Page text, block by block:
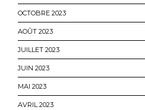
OCTOBRE 2023
AOÛT 2023
JUILLET 2023
JUIN 2023
MAI 2023
AVRIL 2023